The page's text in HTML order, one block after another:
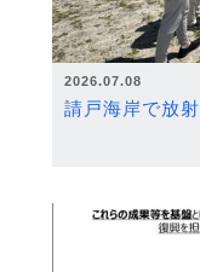
2026.07.08
請戸海岸で放